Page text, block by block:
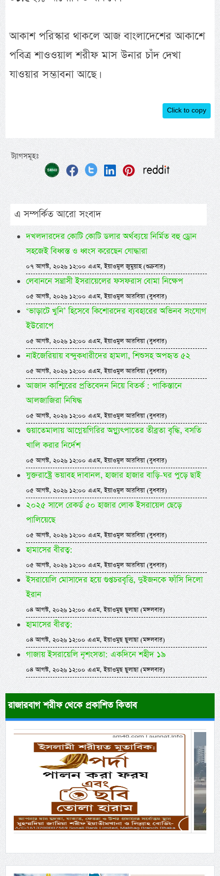
আকাশ পরিস্কার থাকলে আজ বাংলাদেশের আকাশে
পবিত্র শাওওয়াল শরীফ মাস উনার চাঁদ দেখা
যাওয়ার সম্ভাবনা আছে।
Click to copy
ট্যাগসমূহঃ
এ সম্পর্কিত আরো সংবাদ
দখলদারদের কোটি কোটি ডলার অর্থব্যয়ে নির্মিত বহু ড্রোন
সহজেই বিধ্বস্ত ও ধ্বংস করেছেন যোদ্ধারা
০৭ আগস্ট, ২০২৬ ১২:০০ এএম, ইয়াওমুল জুমুয়াহ (শুক্রবার)
লেবাননে সন্ত্রাসী ইসরায়েলের ফসফরাস বোমা নিক্ষেপ
০৫ আগস্ট, ২০২৬ ১২:০০ এএম, ইয়াওমুল আরবিয়া (বুধবার)
‘ভাড়াটে খুনি’ হিসেবে কিশোরদের ব্যবহারের অভিনব সংযোগ
ইউরোপে
০৫ আগস্ট, ২০২৬ ১২:০০ এএম, ইয়াওমুল আরবিয়া (বুধবার)
নাইজেরিয়ায় বন্দুকধারীদের হামলা, শিশুসহ অপহৃত ৫২
০৫ আগস্ট, ২০২৬ ১২:০০ এএম, ইয়াওমুল আরবিয়া (বুধবার)
আজাদ কাশ্মিরের প্রতিবেদন নিয়ে বিতর্ক : পাকিস্তানে
আলজাজিরা নিষিদ্ধ
০৫ আগস্ট, ২০২৬ ১২:০০ এএম, ইয়াওমুল আরবিয়া (বুধবার)
গুয়াতেমালায় আগ্নেয়গিরির অগ্ন্যুৎপাতের তীব্রতা বৃদ্ধি, বসতি
খালি করার নির্দেশ
০৫ আগস্ট, ২০২৬ ১২:০০ এএম, ইয়াওমুল আরবিয়া (বুধবার)
যুক্তরাষ্ট্রে ভয়াবহ দাবানল, হাজার হাজার বাড়ি-ঘর পুড়ে ছাই
০৫ আগস্ট, ২০২৬ ১২:০০ এএম, ইয়াওমুল আরবিয়া (বুধবার)
২০২৫ সালে রেকর্ড ৫০ হাজার লোক ইসরায়েল ছেড়ে
পালিয়েছে
০৫ আগস্ট, ২০২৬ ১২:০০ এএম, ইয়াওমুল আরবিয়া (বুধবার)
হামাসের বীরত্ব:
০৫ আগস্ট, ২০২৬ ১২:০০ এএম, ইয়াওমুল আরবিয়া (বুধবার)
ইসরায়েলি মোসাদের হয়ে গুপ্তচরবৃত্তি, দুইজনকে ফাঁসি দিলো
ইরান
০৪ আগস্ট, ২০২৬ ১২:০০ এএম, ইয়াওমুছ ছুলাছা (মঙ্গলবার)
হামাসের বীরত্ব:
০৪ আগস্ট, ২০২৬ ১২:০০ এএম, ইয়াওমুছ ছুলাছা (মঙ্গলবার)
গাজায় ইসরায়েলি নৃশংসতা: একদিনে শহীদ ১৯
০৪ আগস্ট, ২০২৬ ১২:০০ এএম, ইয়াওমুছ ছুলাছা (মঙ্গলবার)
রাজারবাগ শরীফ থেকে প্রকাশিত কিতাব
Next